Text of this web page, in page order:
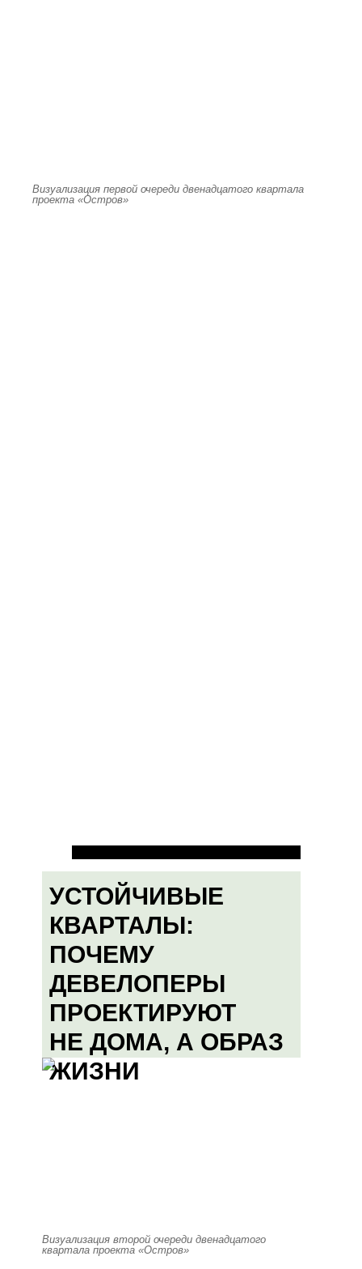
Визуализация первой очереди двенадцатого квартала
проекта «Остров»
УСТОЙЧИВЫЕ
КВАРТАЛЫ:
ПОЧЕМУ
ДЕВЕЛОПЕРЫ
ПРОЕКТИРУЮТ
НЕ ДОМА, А ОБРАЗ
ЖИЗНИ
Визуализация второй очереди двенадцатого
квартала проекта «Остров»